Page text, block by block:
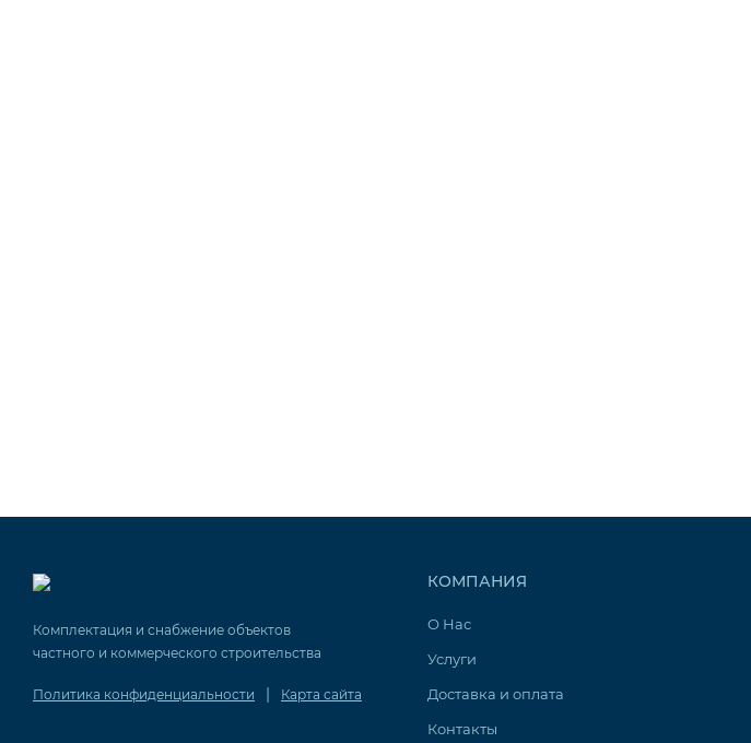
Комплектация и снабжение объектов
частного и коммерческого строительства
Политика конфиденциальности | Карта сайта
КОМПАНИЯ
О Нас
Услуги
Доставка и оплата
Контакты